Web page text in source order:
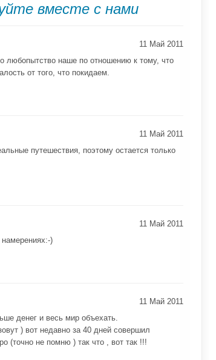
вместе с нами
11 Май 2011
любопытство наше по отношению к тому, что
от того, что покидаем.
11 Май 2011
путешествия, поэтому остается только
11 Май 2011
)
11 Май 2011
денег и весь мир объехать.
) вот недавно за 40 дней совершил
(точно не помню ) так что , вот так !!!